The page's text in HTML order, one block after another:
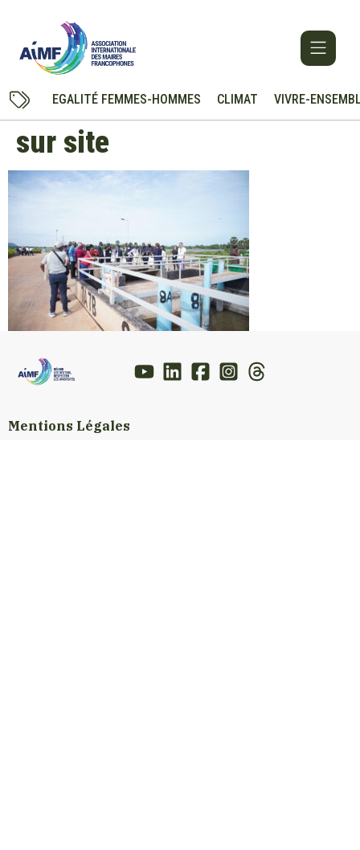
EGALITÉ FEMMES-HOMMES CLIMAT VIVRE-
sur site
Mentions Légales